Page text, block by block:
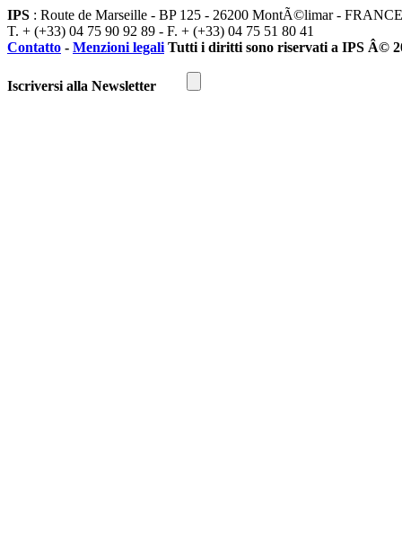
IPS : Route de Marseille - BP 125 - 26200 MontÃ©limar - FRANCE
T. + (+33) 04 75 90 92 89 - F. + (+33) 04 75 51 80 41
Contatto - Menzioni legali Tutti i diritti sono riservati a IPS Â©
Iscriversi alla Newsletter